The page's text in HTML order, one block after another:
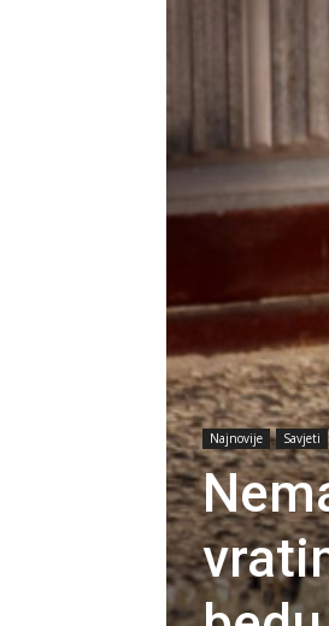
Najnovije Savjeti